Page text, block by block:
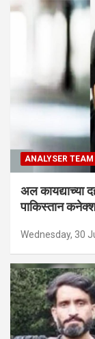
ANALYSER TEAM
अल कायद्याच्या
पाकिस्तान
Wednesday, 30